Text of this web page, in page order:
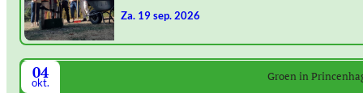
za. 19 sep. 2026
04
okt. Groen in